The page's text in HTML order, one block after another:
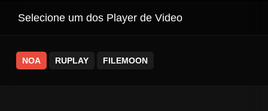
Selecione um dos Player de Video
NOA RUPLAY FILEMOON